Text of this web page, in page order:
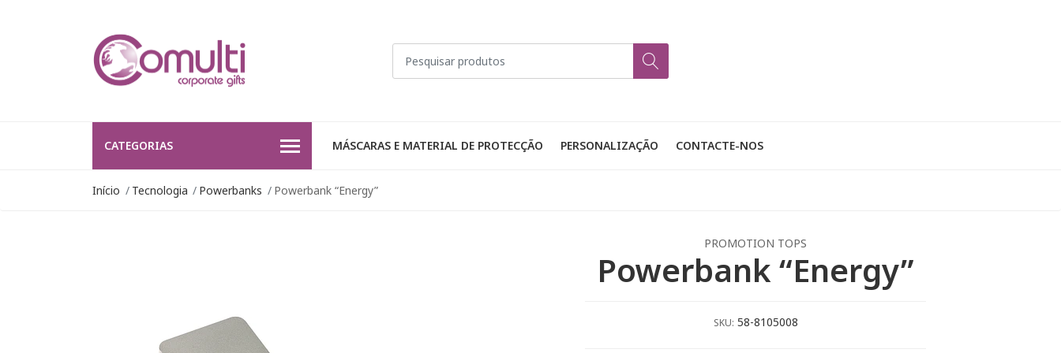
CATEGORIAS MÁSCARAS E MATERIAL DE PROTECÇÃO PERSONALIZAÇÃO CONTACTE-NOS
Início Tecnologia Powerbanks Powerbank “Energy”
PROMOTION TOPS
Powerbank “Energy”
SKU: 58-8105008